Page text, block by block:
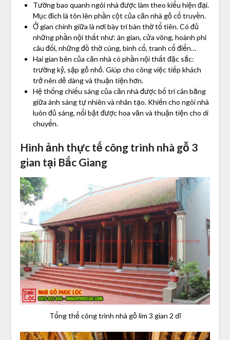
Tường bao quanh ngôi nhà được làm theo kiểu hiện đại.
Mục đích là tôn lên phần cột của căn nhà gỗ cổ truyền.
Ở gian chính giữa là nơi bày trí bàn thờ tổ tiên. Có đủ
những phần nội thất như: án gian, cửa võng, hoành phi
câu đối, những đồ thờ cúng, bình cổ, tranh cổ điển…
Hai gian bên của căn nhà có phần nội thất đặc sắc:
trường kỷ, sập gỗ nhỏ. Giúp cho công việc tiếp khách
trở nên dễ dàng và thuận tiện hơn.
Hệ thống chiếu sáng của căn nhà được bố trí cân bằng
giữa ánh sáng tự nhiên và nhân tạo. Khiến cho ngôi nhà
luôn đủ sáng, nổi bật được hoa văn và thuận tiện cho di
chuyển.
Hình ảnh thực tế công trình nhà gỗ 3
gian tại Bắc Giang
Tổng thể công trình nhà gỗ lim 3 gian 2 dĩ